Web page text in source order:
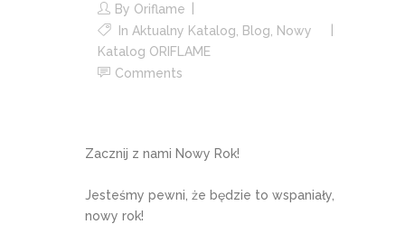
By Oriflame
In Aktualny Katalog Blog
Nowy
Katalog ORIFLAME
Comments
Zacznij z nami Nowy Rok!
Jesteśmy pewni, że będzie to wspaniały,
nowy rok!